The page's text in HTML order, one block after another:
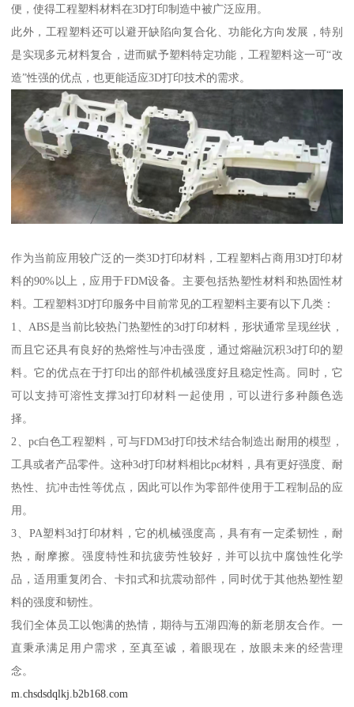
便，使得工程塑料材料在3D打印制造中被广泛应用。
此外，工程塑料还可以避开缺陷向复合化、功能化方向发展，特别
是实现多元材料复合，进而赋予塑料特定功能，工程塑料这一可“改
造”性强的优点，也更能适应3D打印技术的需求。
作为当前应用较广泛的一类3D打印材料，工程塑料占商用3D打印材
料的90%以上，应用于FDM设备。主要包括热塑性材料和热固性材
料。工程塑料3D打印服务中目前常见的工程塑料主要有以下几类：
1、ABS是当前比较热门热塑性的3d打印材料，形状通常呈现丝状，
而且它还具有良好的热熔性与冲击强度，通过熔融沉积3d打印的塑
料。它的优点在于打印出的部件机械强度好且稳定性高。同时，它
可以支持可溶性支撑3d打印材料一起使用，可以进行多种颜色选
择。
2、pc白色工程塑料，可与FDM3d打印技术结合制造出耐用的模型，
工具或者产品零件。这种3d打印材料相比pc材料，具有更好强度、耐
热性、抗冲击性等优点，因此可以作为零部件使用于工程制品的应
用。
3、PA塑料3d打印材料，它的机械强度高，具有有一定柔韧性，耐
热，耐摩擦。强度特性和抗疲劳性较好，并可以抗中腐蚀性化学
品，适用重复闭合、卡扣式和抗震动部件，同时优于其他热塑性塑
料的强度和韧性。
我们全体员工以饱满的热情，期待与五湖四海的新老朋友合作。一
直秉承满足用户需求，至真至诚，着眼现在，放眼未来的经营理
念。
m.chsdsdqlkj.b2b168.com